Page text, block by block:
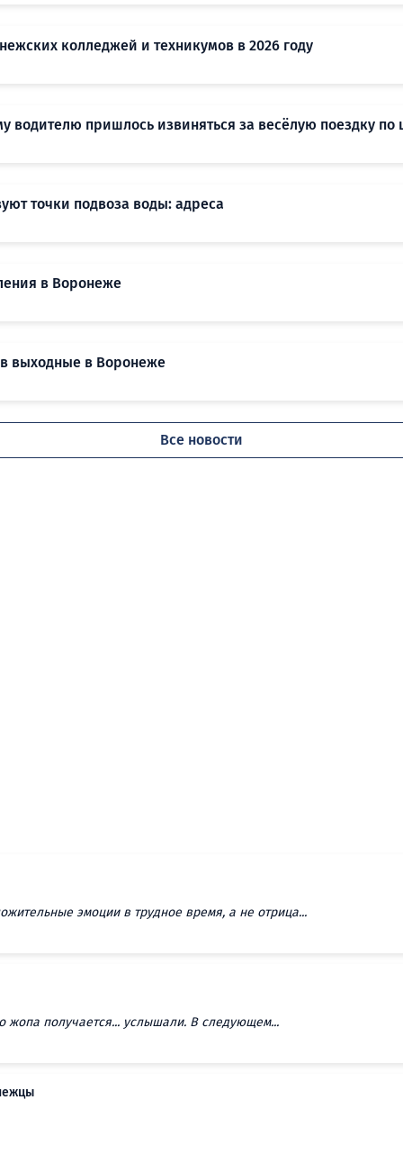
колледжей и техникумов в 2026 году
водителю пришлось извиняться за весёлую поездку по
точки подвоза воды: адреса
в Воронеже
выходные в Воронеже
Все новости
эмоции в трудное время, а не отрица...
жопа получается... услышали. В следующем...